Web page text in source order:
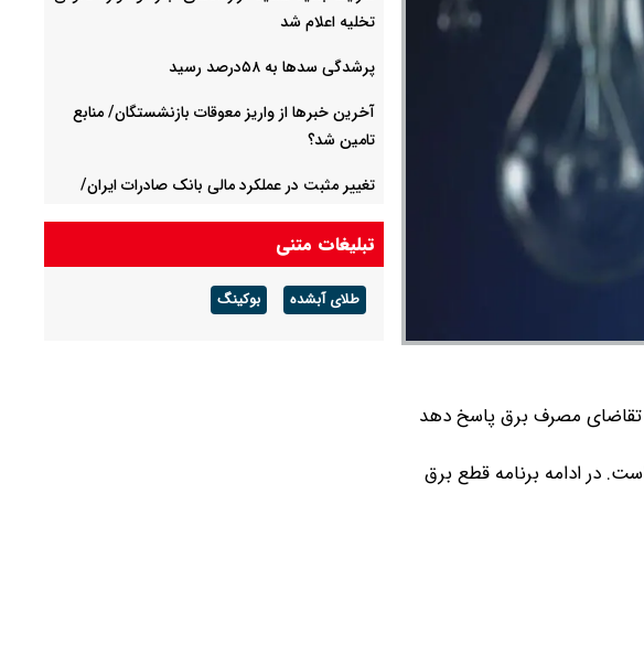
تقاضای مصرف برق پاسخ دهد
در ادامه برنامه قطع برق
تخلیه اعلام شد
پرشدگی سدها به ۵۸درصد رسید
آخرین خبرها از واریز معوقات بازنشستگان/ منابع
تامین شد؟
تغییر مثبت در عملکرد مالی بانک صادرات ایران/
شرط جدید بازنشستگی اعلام شد + جزئیات
تبلیغات متنی
طلای آبشده بوکینگ